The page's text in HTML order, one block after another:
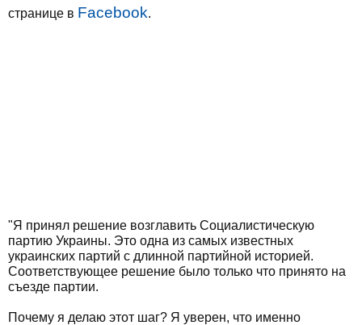
странице в Facebook.
"Я принял решение возглавить Социалистическую
партию Украины. Это одна из самых известных
украинских партий с длинной партийной историей.
Соответствующее решение было только что принято на
съезде партии.
Почему я делаю этот шаг? Я уверен, что именно